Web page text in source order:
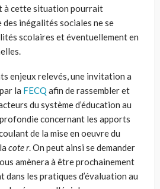
à cette situation pourrait
inégalités sociales ne se
scolaires et éventuellement en
enjeux relevés, une invitation a
la FECQ afin de rassembler et
du système d’éducation au
concernant les apports
de la mise en oeuvre du
cote r. On peut ainsi se demander
amènera à être prochainement
dans les pratiques d’évaluation au